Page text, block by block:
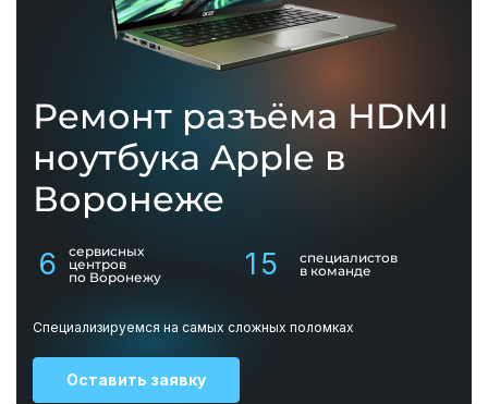
Ремонт разъёма HDMI
ноутбука Apple в
Воронеже
6
сервисных
центров
по Воронежу
15
специалистов
в команде
Специализируемся на самых сложных поломках
Оставить заявку